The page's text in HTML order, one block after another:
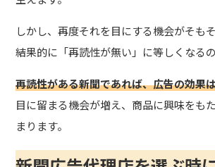
しかし、再度それを目にする機会がそも
結果的に「再読性が無い」に等しくなるの
再読性がある新聞であれば、広告の効果
目に留まる機会が増え、商品に興味をも
まります。